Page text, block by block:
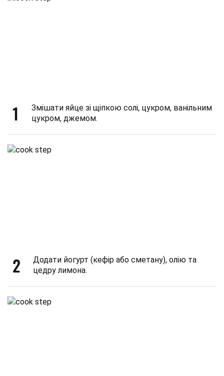
1
Змішати яйце зі щіпкою солі, цукром, ванільним
цукром, джемом.
2
Додати йогурт (кефір або сметану), олію та
цедру лимона.